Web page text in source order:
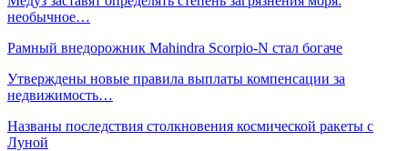
необычное…
Рамный внедорожник Mahindra Scorpio-N стал богаче
Утверждены новые правила выплаты компенсации за
недвижимость…
Названы последствия столкновения космической ракеты с
Луной